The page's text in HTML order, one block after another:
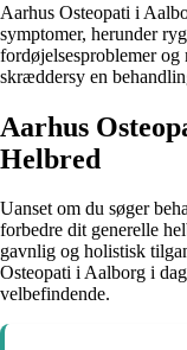
Aarhus Osteopati i
symptomer, herunder
fordøjelsesproblemer og
skræddersy en
Aarhus
Helbred
Uanset om du søger
forbedre dit generelle
gavnlig og holistisk
Osteopati i Aalborg i
velbefindende.